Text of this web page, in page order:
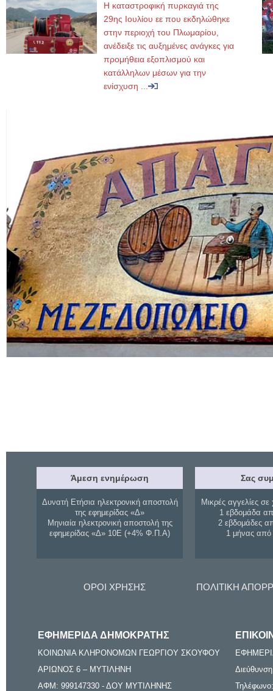
Η καταστροφική πυρκαγιά της
29ης Ιουλίου εε που εκδηλώθηκε
στην περιοχή του Πλωμαρίου,
ανέδειξε τις αυξημένες ανάγκες για
προμήθεια εξοπλισμού και
κατάλληλων μέσων για την
ενίσχυση ...
Άμεση ενημέρωση
Δυνατή Ετήσια ηλεκτρονική αποστολή
της εφημερίδας «Δ»
Μηνιαία ηλεκτρονική αποστολή της
εφημερίδας «Δ» 10Ε (+4% Φ.Π.Α)
Σας
Μικρές αγγελίες σε
1 εβδομάδα
2 εβδομάδες
1 μήνας
ΟΡΟΙ ΧΡΗΣΗΣ ΠΟΛΙΤΙΚΗ
ΕΦΗΜΕΡΙΔΑ ΔΗΜΟΚΡΑΤΗΣ
ΚΟΙΝΩΝΙΑ ΚΛΗΡΟΝΟΜΩΝ ΓΕΩΡΓΙΟΥ ΣΚΟΥΦΟΥ
ΑΡΙΩΝΟΣ 6 – ΜΥΤΙΛΗΝΗ
ΑΦΜ: 999147330 - ΔΟΥ ΜΥΤΙΛΗΝΗΣ